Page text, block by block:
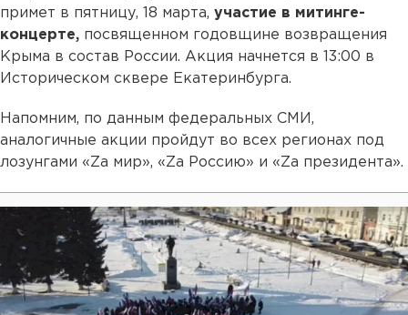
примет в пятницу, 18 марта, участие в митинге-
концерте, посвященном годовщине возвращения
Крыма в состав России. Акция начнется в 13:00 в
Историческом сквере Екатеринбурга.
Напомним, по данным федеральных СМИ,
аналогичные акции пройдут во всех регионах под
лозунгами «Za мир», «Za Россию» и «Za президента».